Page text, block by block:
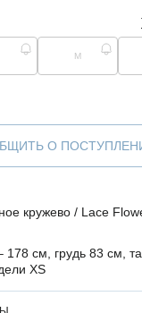
M
О
кружево / Lace
178 см, грудь 83 см,
XS